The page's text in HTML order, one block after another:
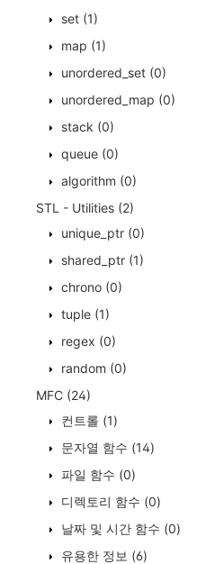
set (1)
map (1)
unordered_set (0)
unordered_map (0)
stack (0)
queue (0)
algorithm (0)
STL - Utilities (2)
unique_ptr (0)
shared_ptr (1)
chrono (0)
tuple (1)
regex (0)
random (0)
MFC (24)
컨트롤 (1)
문자열 함수 (14)
파일 함수 (0)
디렉토리 함수 (0)
날짜 및 시간 함수 (0)
유용한 정보 (6)